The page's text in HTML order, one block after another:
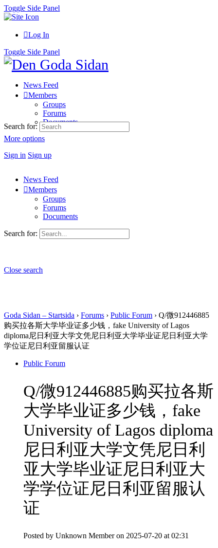
Toggle Side Panel
Log In
Toggle Side Panel
News Feed
Members
Groups
Forums
Documents
More options
Sign in Sign up
Search for:
News Feed
Members
Groups
Forums
Documents
Search for:
Close search
Goda Sidan – Startsida › Forums › Public Forum › Q/微912446885
购买拉各斯大学毕业证多少钱，fake University of Lagos
diploma尼日利亚大学文凭尼日利亚大学毕业证尼日利亚大学
学位证尼日利亚留服认证
Public Forum
Q/微912446885购买拉各斯
大学毕业证多少钱，fake
University of Lagos diploma
尼日利亚大学文凭尼日利
亚大学毕业证尼日利亚大
学学位证尼日利亚留服认
证
Posted by Unknown Member on 2025-07-20 at 02:31